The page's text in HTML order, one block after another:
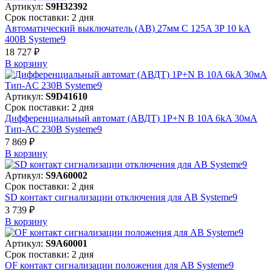
Артикул: S9H32392
Срок поставки: 2 дня
Автоматический выключатель (АВ) 27мм C 125A 3P 10 kA
400В Systeme9
18 727 ₽
В корзинy
Артикул: S9D41610
Срок поставки: 2 дня
Дифференциальный автомат (АВДТ) 1P+N B 10A 6kA 30мА
Тип-AC 230В Systeme9
7 869 ₽
В корзинy
Артикул: S9A60002
Срок поставки: 2 дня
SD контакт сигнализации отключения для АВ Systeme9
3 739 ₽
В корзинy
Артикул: S9A60001
Срок поставки: 2 дня
OF контакт сигнализации положения для АВ Systeme9